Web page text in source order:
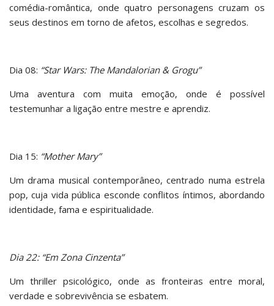
comédia-romântica, onde quatro personagens cruzam os
seus destinos em torno de afetos, escolhas e segredos.
Dia 08: “Star Wars: The Mandalorian & Grogu”
Uma aventura com muita emoção, onde é possível
testemunhar a ligação entre mestre e aprendiz.
Dia 15: “Mother Mary”
Um drama musical contemporâneo, centrado numa estrela
pop, cuja vida pública esconde conflitos íntimos, abordando
identidade, fama e espiritualidade.
Dia 22: “Em Zona Cinzenta”
Um thriller psicológico, onde as fronteiras entre moral,
verdade e sobrevivência se esbatem.